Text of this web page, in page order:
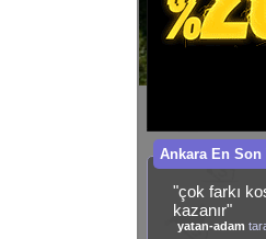
Ankara En
"çok farkı
kazanır"
yatan-adam